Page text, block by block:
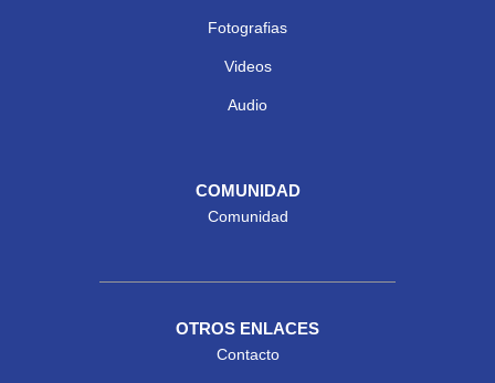
Fotografias
Videos
Audio
COMUNIDAD
Comunidad
OTROS ENLACES
Contacto